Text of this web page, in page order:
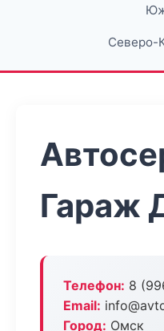
Северо-
Гараж
Телефон: 8
Email:
Город: Омск